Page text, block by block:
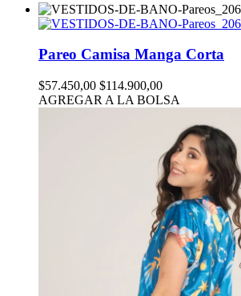
Pareo Camisa Manga Corta
$57.450,00 $114.900,00
AGREGAR A LA BOLSA